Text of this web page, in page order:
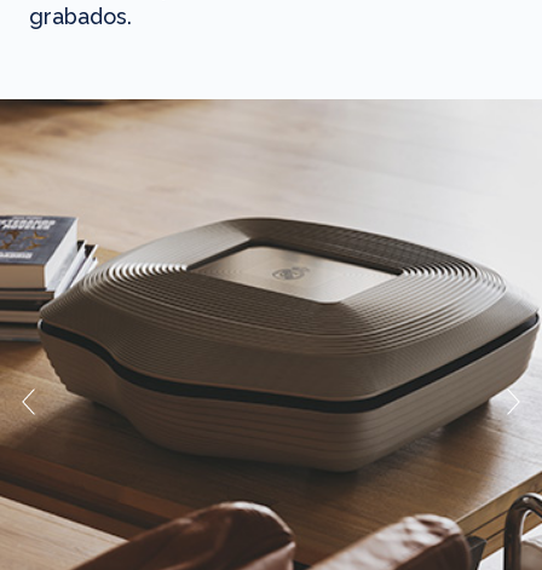
grabados.